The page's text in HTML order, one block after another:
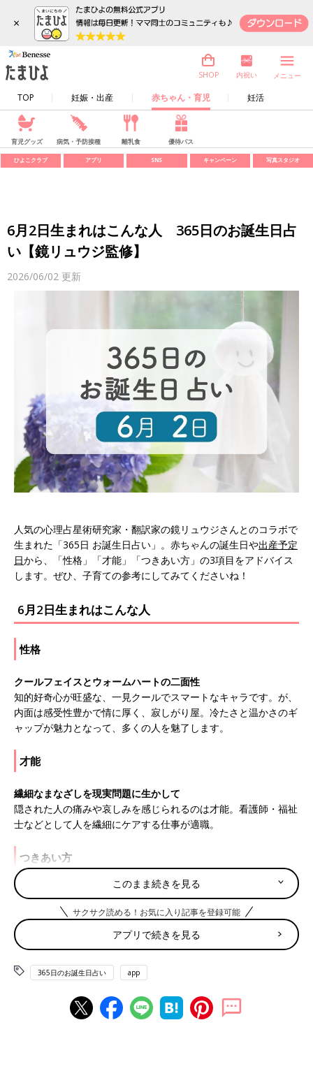
×
TOP 妊娠・出産 赤ちゃん・育児 妊活
SHOP 内祝い メニュー
育児グッズ 病気・予防接種 離乳食 優待パス
ひよこクラブ アプリ SNS キャンペーン 写真スタジオ
6月2日生まれはこんな人 365日のお誕生日占
い【鏡リュウジ監修】
2026/06/02 更新
人気の心理占星術研究家・翻訳家の鏡リュウジさんとのコラボで
生まれた「365日 お誕生日占い」。赤ちゃんの誕生日や出産予定
日から、「性格」「才能」「つきあい方」の3項目をアドバイス
します。ぜひ、子育ての参考にしてみてくださいね！
6月2日生まれはこんな人
性格
クールフェイスとウォームハートの二面性
知的好奇心が旺盛な、一見クールでスマートなキャラです。が、
内面は感受性豊かで情に厚く、寂しがり屋。冷たさと温かさのギ
ャップが魅力となって、多くの人を魅了します。
才能
繊細なまなざしを現実問題に生かして
隠された人の痛みや哀しみを感じられるのは才能。看護師・福祉
士などとして人を繊細にケアする仕事が適職。
つきあい方
フリだけでも目指せ肝っ玉母さん
涙もろく、落ち込みが激しい一面も。ママがドンとかまえて「肝
っ玉母さん」でいれば、安定するでしょう。
6月2日は何の日
このまま続きを見る
サクサク読める！お気に入り記事を登録可能
アプリで続きを見る
365日のお誕生日占い app